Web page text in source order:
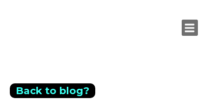
Back to blog?